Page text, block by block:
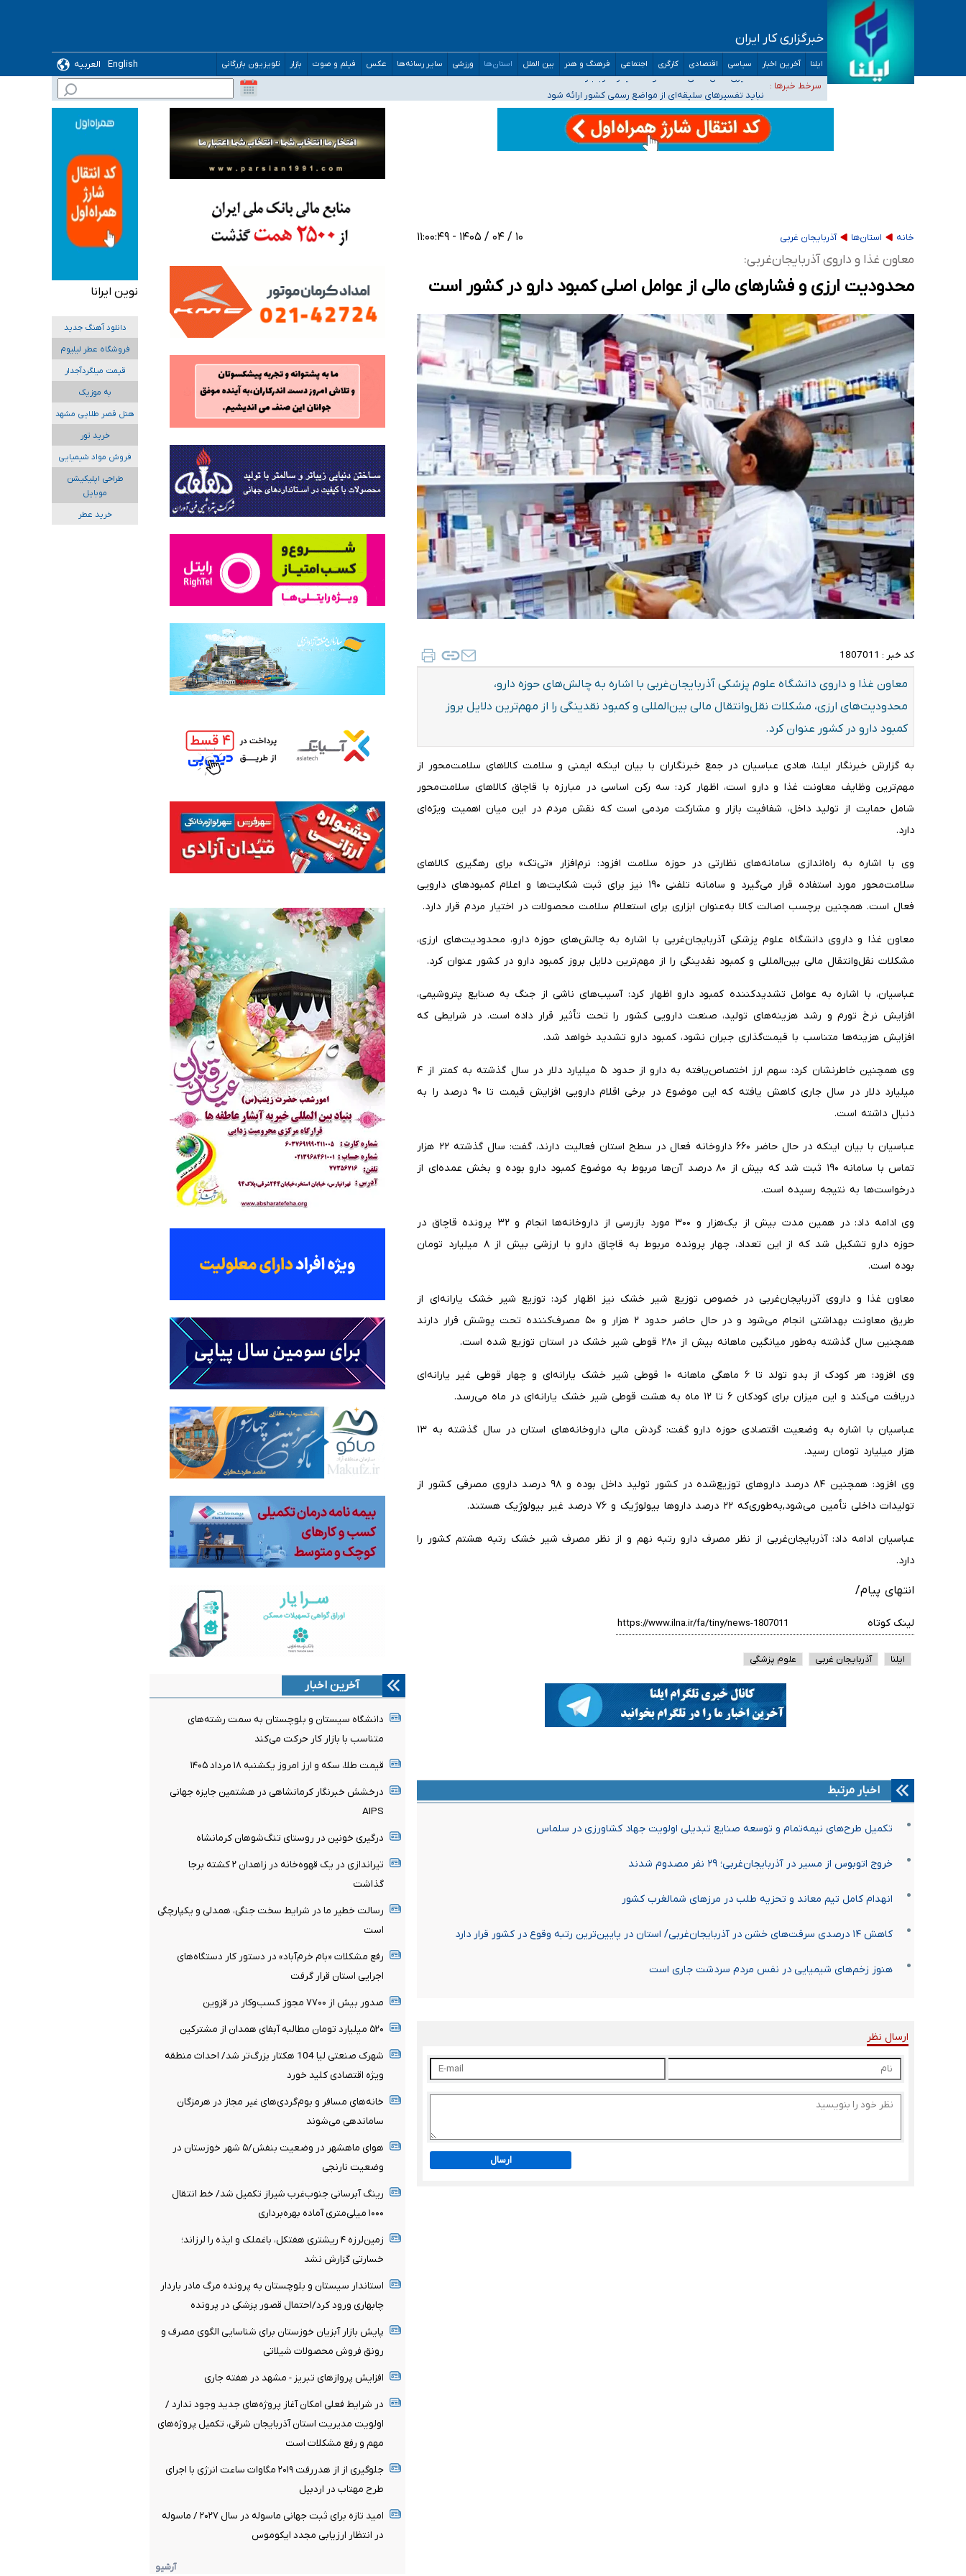
خبرگزاری کار ایران
ایلنا آخرین اخبار سیاسی اقتصادی کارگری اجتماعی فرهنگ و هنر بین الملل استان‌ها ورزشی سایر رسانه‌ها عکس فیلم و صوت بازار تلویزیون بازرگانی English
العربیه
سرخط خبرها :
آمار خودکشی نسبت به سال‌های قبل افزایش نیافته است
دستگیری عامل اصلی حادثه فوت حمیدرضا رجب‌زاده
«زیرمیزی» برای داوطلبان پزشکی سراب است/ دریافت‌های غیرمتعارف در شأن پزشکی و کشورمان نیست/ نظام سلامت جلوی این رویه را بگیرد
ضرورت آموزش حریم خصوصی در فضای آنلاین در مدارس/ هزینه‌های سنگین اجتماعی انتشار تصاویر خصوصی برای قربانیان/ سوءاستفاده
مجرمان از ترس رسوایی
خانه استان‌ها آذربایجان غربی ۱۰ / ۰۴ / ۱۴۰۵ - ۱۱:۰۰:۴۹
معاون غذا و داروی آذربایجان‌غربی:
محدودیت ارزی و فشارهای مالی از عوامل اصلی کمبود دارو در کشور است
کد خبر : 1807011
معاون غذا و داروی دانشگاه علوم پزشکی آذربایجان‌غربی با اشاره به چالش‌های حوزه دارو،
محدودیت‌های ارزی، مشکلات نقل‌وانتقال مالی بین‌المللی و کمبود نقدینگی را از مهم‌ترین دلایل بروز
کمبود دارو در کشور عنوان کرد.
به گزارش خبرنگار ایلنا، هادی عباسیان در جمع خبرنگاران با بیان اینکه ایمنی و سلامت کالاهای سلامت‌محور از
مهم‌ترین وظایف معاونت غذا و دارو است، اظهار کرد: سه رکن اساسی در مبارزه با قاچاق کالاهای سلامت‌محور
شامل حمایت از تولید داخل، شفافیت بازار و مشارکت مردمی است که نقش مردم در این میان اهمیت ویژه‌ای
دارد.
وی با اشاره به راه‌اندازی سامانه‌های نظارتی در حوزه سلامت افزود: نرم‌افزار «تی‌تک» برای رهگیری کالاهای
سلامت‌محور مورد استفاده قرار می‌گیرد و سامانه تلفنی ۱۹۰ نیز برای ثبت شکایت‌ها و اعلام کمبودهای دارویی
فعال است. همچنین برچسب اصالت کالا به‌عنوان ابزاری برای استعلام سلامت محصولات در اختیار مردم قرار دارد.
معاون غذا و داروی دانشگاه علوم پزشکی آذربایجان‌غربی با اشاره به چالش‌های حوزه دارو، محدودیت‌های ارزی،
مشکلات نقل‌وانتقال مالی بین‌المللی و کمبود نقدینگی را از مهم‌ترین دلایل بروز کمبود دارو در کشور عنوان کرد.
عباسیان، با اشاره به عوامل تشدیدکننده کمبود دارو اظهار کرد: آسیب‌های ناشی از جنگ به صنایع پتروشیمی،
افزایش نرخ تورم و رشد هزینه‌های تولید، صنعت دارویی کشور را تحت تأثیر قرار داده است. در شرایطی که
افزایش هزینه‌ها متناسب با قیمت‌گذاری جبران نشود، کمبود دارو تشدید خواهد شد.
وی همچنین خاطرنشان کرد: سهم ارز اختصاص‌یافته به دارو از حدود ۵ میلیارد دلار در سال گذشته به کمتر از ۴
میلیارد دلار در سال جاری کاهش یافته که این موضوع در برخی اقلام دارویی افزایش قیمت تا ۹۰ درصد را به
دنبال داشته است.
عباسیان با بیان اینکه در حال حاضر ۶۶۰ داروخانه فعال در سطح استان فعالیت دارند، گفت: سال گذشته ۲۲ هزار
تماس با سامانه ۱۹۰ ثبت شد که بیش از ۸۰ درصد آن‌ها مربوط به موضوع کمبود دارو بوده و بخش عمده‌ای از
درخواست‌ها به نتیجه رسیده است.
وی ادامه داد: در همین مدت بیش از یک‌هزار و ۳۰۰ مورد بازرسی از داروخانه‌ها انجام و ۳۲ پرونده قاچاق در
حوزه دارو تشکیل شد که از این تعداد، چهار پرونده مربوط به قاچاق دارو با ارزشی بیش از ۸ میلیارد تومان
بوده است.
معاون غذا و داروی آذربایجان‌غربی در خصوص توزیع شیر خشک نیز اظهار کرد: توزیع شیر خشک یارانه‌ای از
طریق معاونت بهداشتی انجام می‌شود و در حال حاضر حدود ۲ هزار و ۵۰ مصرف‌کننده تحت پوشش قرار دارند
همچنین سال گذشته به‌طور میانگین ماهانه بیش از ۲۸۰ قوطی شیر خشک در استان توزیع شده است.
وی افزود: هر کودک از بدو تولد تا ۶ ماهگی ماهانه ۱۰ قوطی شیر خشک یارانه‌ای و چهار قوطی غیر یارانه‌ای
دریافت می‌کند و این میزان برای کودکان ۶ تا ۱۲ ماه به هشت قوطی شیر خشک یارانه‌ای در ماه می‌رسد.
عباسیان با اشاره به وضعیت اقتصادی حوزه دارو گفت: گردش مالی داروخانه‌های استان در سال گذشته به ۱۳
هزار میلیارد تومان رسید.
وی افزود: همچنین ۸۴ درصد داروهای توزیع‌شده در کشور تولید داخل بوده و ۹۸ درصد داروی مصرفی کشور از
تولیدات داخلی تأمین می‌شود,به‌طوری‌که ۲۲ درصد داروها بیولوژیک و ۷۶ درصد غیر بیولوژیک هستند.
عباسیان ادامه داد: آذربایجان‌غربی از نظر مصرف دارو رتبه نهم و از نظر مصرف شیر خشک رتبه هشتم کشور را
دارد.
انتهای پیام/
لینک کوتاه
ایلنا آذربایجان غربی علوم پزشگی
اخبار مرتبط
تکمیل طرح‌های نیمه‌تمام و توسعه صنایع تبدیلی اولویت جهاد کشاورزی در سلماس
خروج اتوبوس از مسیر در آذربایجان‌غربی؛ ۲۹ نفر مصدوم شدند
انهدام کامل تیم معاند و تحزیه طلب در مرزهای شمالغرب کشور
کاهش ۱۴ درصدی سرقت‌های خشن در آذربایجان‌غربی/ استان در پایین‌ترین رتبه وقوع در کشور قرار دارد
هنوز زخم‌های شیمیایی در نفس مردم سردشت جاری است
ارسال نظر
ارسال
آخرین اخبار
دانشگاه سیستان و بلوچستان به سمت رشته‌های
متناسب با بازار کار حرکت می‌کند
قیمت طلا، سکه و ارز امروز یکشنبه ۱۸ مرداد ۱۴۰۵
درخشش خبرنگار کرمانشاهی در هشتمین جایزه جهانی
AIPS
درگیری خونین در روستای تنگ‌شوهان کرمانشاه
تیراندازی در یک قهوه‌خانه در زاهدان ۲ کشته برجا
گذاشت
رسالت خطیر ما در شرایط سخت جنگی، همدلی و یکپارچگی
است
رفع مشکلات «بام خرم‌آباد» در دستور کار دستگاه‌های
اجرایی استان قرار گرفت
صدور بیش از ۷۷۰۰ مجوز کسب‌وکار در قزوین
۵۲۰ میلیارد تومان مطالبه آبفای همدان از مشترکین
شهرک صنعتی لیا 104 هکتار بزرگ‌تر شد/ احداث منطقه
ویژه اقتصادی کلید خورد
خانه‌های مسافر و بوم‌گردی‌های غیر مجاز در هرمزگان
ساماندهی می‌شوند
هوای ماهشهر در وضعیت بنفش/۵ شهر خوزستان در
وضعیت نارنجی
رینگ آبرسانی جنوب‌غرب شیراز تکمیل شد/ خط انتقال
۱۰۰۰ میلی‌متری آماده بهره‌برداری
زمین‌لرزه ۴ ریشتری هفتکل، باغملک و ایذه را لرزاند؛
خسارتی گزارش نشد
استاندار سیستان و بلوچستان به پرونده مرگ مادر باردار
چابهاری ورود کرد/احتمال قصور پزشکی در پرونده
پایش بازار آبزیان خوزستان برای شناسایی الگوی مصرف و
رونق فروش محصولات شیلاتی
افزایش پروازهای تبریز - مشهد در هفته جاری
در شرایط فعلی امکان آغاز پروژه‌های جدید وجود ندارد /
اولویت مدیریت استان آذربایجان شرقی، تکمیل پروژه‌های
مهم و رفع مشکلات است
جلوگیری از از هدررفت ۲۰۱۹ مگاوات ساعت انرژی با اجرای
طرح مهتاب در اردبیل
امید تازه برای ثبت جهانی ماسوله در سال ۲۰۲۷ / ماسوله
در انتظار ارزیابی مجدد ایکوموس
آرشیو
نوین ایرانا
دانلود آهنگ جدید
فروشگاه عطر لیلیوم
قیمت میلگردآجدار
به موزیک
هتل قصر طلایی مشهد
خرید تور
فروش مواد شیمیایی
طراحی اپلیکیشن
موبایل
خرید عطر